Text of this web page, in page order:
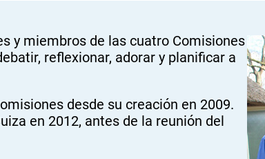
y miembros de las cuatro Comisiones
reflexionar, adorar y planificar a
desde su creación en 2009.
en 2012, antes de la reunión del